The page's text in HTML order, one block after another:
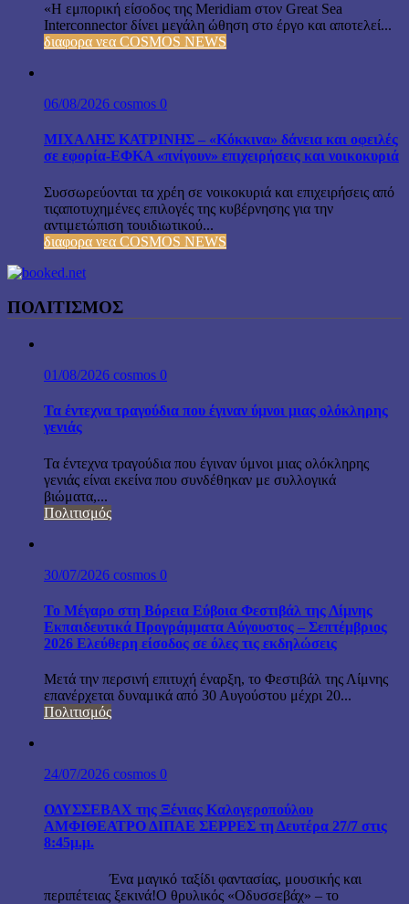
«Η εμπορική είσοδος της Meridiam στον Great Sea
Interconnector δίνει μεγάλη ώθηση στο έργο και αποτελεί...
διαφορα νεα COSMOS NEWS
06/08/2026 cosmos 0
ΜΙΧΑΛΗΣ ΚΑΤΡΙΝΗΣ – «Κόκκινα» δάνεια και οφειλές
σε εφορία-ΕΦΚΑ «πνίγουν» επιχειρήσεις και νοικοκυριά
Συσσωρεύονται τα χρέη σε νοικοκυριά και επιχειρήσεις από
τιςαποτυχημένες επιλογές της κυβέρνησης για την
αντιμετώπιση τουιδιωτικού...
διαφορα νεα COSMOS NEWS
ΠΟΛΙΤΙΣΜΟΣ
01/08/2026 cosmos 0
Τα έντεχνα τραγούδια που έγιναν ύμνοι μιας ολόκληρης
γενιάς
Τα έντεχνα τραγούδια που έγιναν ύμνοι μιας ολόκληρης
γενιάς είναι εκείνα που συνδέθηκαν με συλλογικά
βιώματα,...
Πολιτισμός
30/07/2026 cosmos 0
Το Μέγαρο στη Βόρεια Εύβοια Φεστιβάλ της Λίμνης
Εκπαιδευτικά Προγράμματα Αύγουστος – Σεπτέμβριος
2026 Ελεύθερη είσοδος σε όλες τις εκδηλώσεις
Μετά την περσινή επιτυχή έναρξη, το Φεστιβάλ της Λίμνης
επανέρχεται δυναμικά από 30 Αυγούστου μέχρι 20...
Πολιτισμός
24/07/2026 cosmos 0
ΟΔΥΣΣΕΒΑΧ της Ξένιας Καλογεροπούλου
ΑΜΦΙΘΕΑΤΡΟ ΔΙΠΑΕ ΣΕΡΡΕΣ τη Δευτέρα 27/7 στις
8:45μ.μ.
Ένα μαγικό ταξίδι φαντασίας, μουσικής και
περιπέτειας ξεκινά!Ο θρυλικός «Οδυσσεβάχ» – το